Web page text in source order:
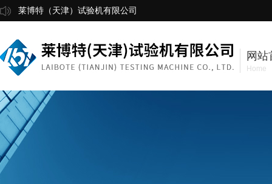
莱博特（天津）试验机有限公司
网站
Home